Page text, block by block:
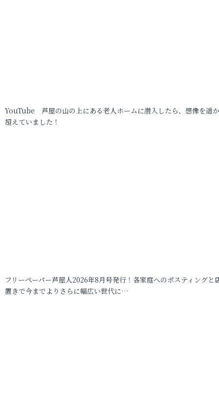
YouTube 芦屋の山の上にある老人ホームに潜入したら、想像を遥
超えていました！
フリーペーパー芦屋人2026年8月号発行！各家庭へのポスティングと
置きで今までよりさらに幅広い世代に…